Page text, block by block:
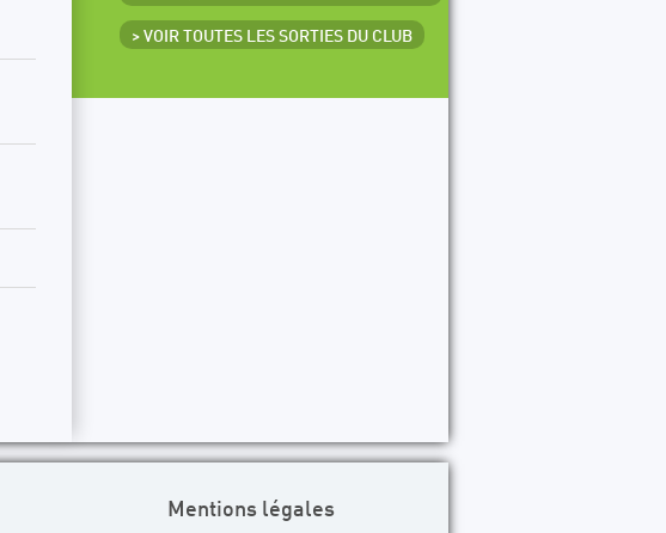
> VOIR TOUTES LES SORTIES DU CLUB
Mentions légales